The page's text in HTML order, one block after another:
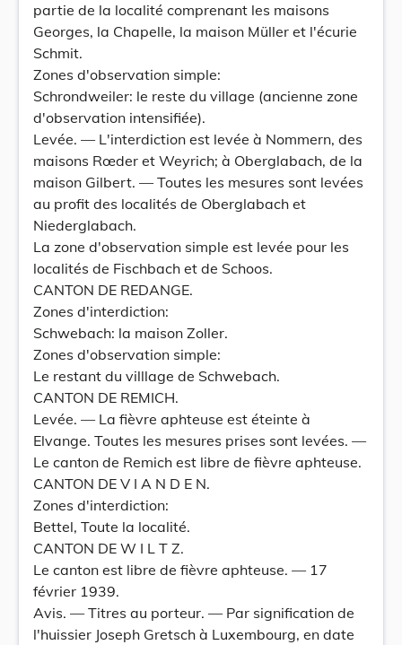
partie de la localité comprenant les maisons
Georges, la Chapelle, la maison Müller et l'écurie
Schmit.
Zones d'observation simple:
Schrondweiler: le reste du village (ancienne zone
d'observation intensifiée).
Levée. — L'interdiction est levée à Nommern, des
maisons Rœder et Weyrich; à Oberglabach, de la
maison Gilbert. — Toutes les mesures sont levées
au profit des localités de Oberglabach et
Niederglabach.
La zone d'observation simple est levée pour les
localités de Fischbach et de Schoos.
CANTON DE REDANGE.
Zones d'interdiction:
Schwebach: la maison Zoller.
Zones d'observation simple:
Le restant du villlage de Schwebach.
CANTON DE REMICH.
Levée. — La fièvre aphteuse est éteinte à
Elvange. Toutes les mesures prises sont levées. —
Le canton de Remich est libre de fièvre aphteuse.
CANTON DE V I A N D E N.
Zones d'interdiction:
Bettel, Toute la localité.
CANTON DE W I L T Z.
Le canton est libre de fièvre aphteuse. — 17
février 1939.
Avis. — Titres au porteur. — Par signification de
l'huissier Joseph Gretsch à Luxembourg, en date